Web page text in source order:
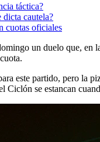
táctica?
dicta cautela?
cuotas oficiales
un duelo que, en
este partido, pero la
Ciclón se estancan